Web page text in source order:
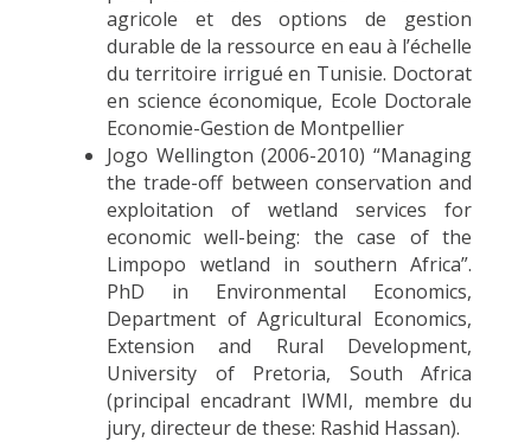
agricole et des options de gestion
durable de la ressource en eau à l’échelle
du territoire irrigué en Tunisie. Doctorat
en science économique, Ecole Doctorale
Economie-Gestion de Montpellier
Jogo Wellington (2006-2010) “Managing
the trade-off between conservation and
exploitation of wetland services for
economic well-being: the case of the
Limpopo wetland in southern Africa”.
PhD in Environmental Economics,
Department of Agricultural Economics,
Extension and Rural Development,
University of Pretoria, South Africa
(principal encadrant IWMI, membre du
jury, directeur de these: Rashid Hassan).